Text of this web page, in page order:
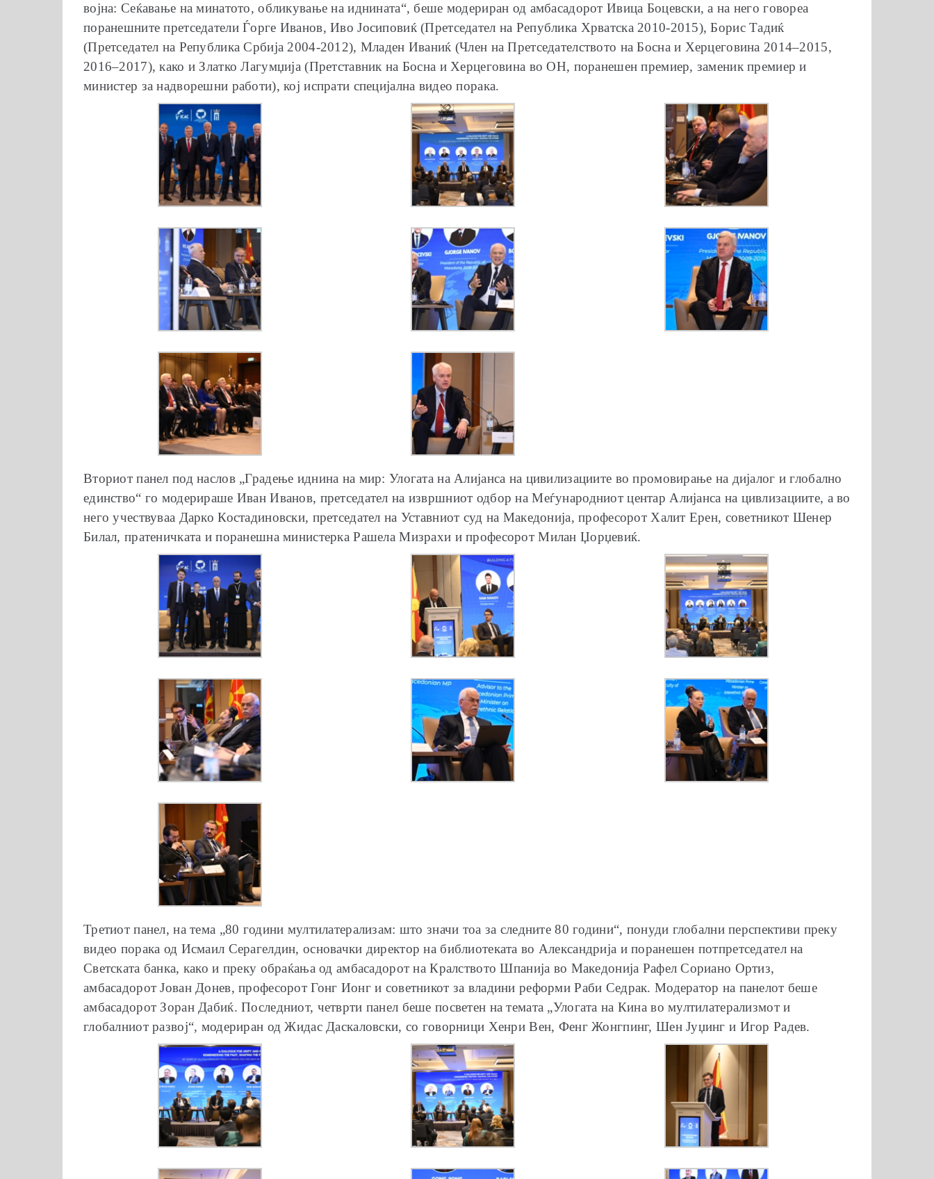
војна: Сеќавање на минатото, обликување на иднината“, беше модериран од амбасадорот Ивица Боцевски, а на него говореа
поранешните претседатели Ѓорге Иванов, Иво Јосиповиќ (Претседател на Република Хрватска 2010-2015), Борис Тадиќ
(Претседател на Република Србија 2004-2012), Младен Иваниќ (Член на Претседателството на Босна и Херцеговина 2014–2015,
2016–2017), како и Златко Лагумџија (Претставник на Босна и Херцеговина во ОН, поранешен премиер, заменик премиер и
министер за надворешни работи), кој испрати специјална видео порака.
Вториот панел под наслов „Градење иднина на мир: Улогата на Алијанса на цивилизациите во промовирање на дијалог и глобално
единство“ го модерираше Иван Иванов, претседател на извршниот одбор на Меѓународниот центар Алијанса на цивлизациите, а во
него учествуваа Дарко Костадиновски, претседател на Уставниот суд на Македонија, професорот Халит Ерен, советникот Шенер
Билал, пратеничката и поранешна министерка Рашела Мизрахи и професорот Милан Џорџевиќ.
Третиот панел, на тема „80 години мултилатерализам: што значи тоа за следните 80 години“, понуди глобални перспективи преку
видео порака од Исмаил Серагелдин, основачки директор на библиотеката во Александрија и поранешен потпретседател на
Светската банка, како и преку обраќања од амбасадорот на Кралството Шпанија во Македонија Рафел Сориано Ортиз,
амбасадорот Јован Донев, професорот Гонг Ионг и советникот за владини реформи Раби Седрак. Модератор на панелот беше
амбасадорот Зоран Дабиќ. Последниот, четврти панел беше посветен на темата „Улогата на Кина во мултилатерализмот и
глобалниот развој“, модериран од Жидас Даскаловски, со говорници Хенри Вен, Фенг Жонгпинг, Шен Јуџинг и Игор Радев.